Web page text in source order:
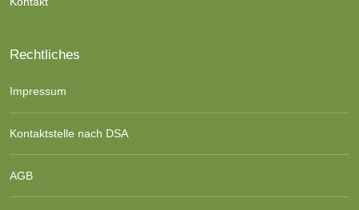
Rechtliches
Impressum
Kontaktstelle nach DSA
AGB